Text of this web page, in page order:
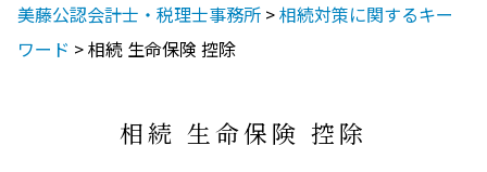
美藤公認会計士・税理士事務所 >相続対策に関するキー
ワード >相続 生命保険 控除
相続 生命保険 控除